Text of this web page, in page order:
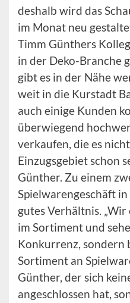
deshalb wird das
im Monat neu
Timm Günthers
in der Deko-Branche
gibt es in der Nähe
weit in die Kurstadt
auch einige Kunden
überwiegend
verkaufen, die es
Einzugsgebiet schon
Günther. Zu einem
Spielwarengeschäft
gutes Verhältnis.
im Sortiment und
Konkurrenz, sondern
Sortiment an
Günther, der sich
angeschlossen hat,